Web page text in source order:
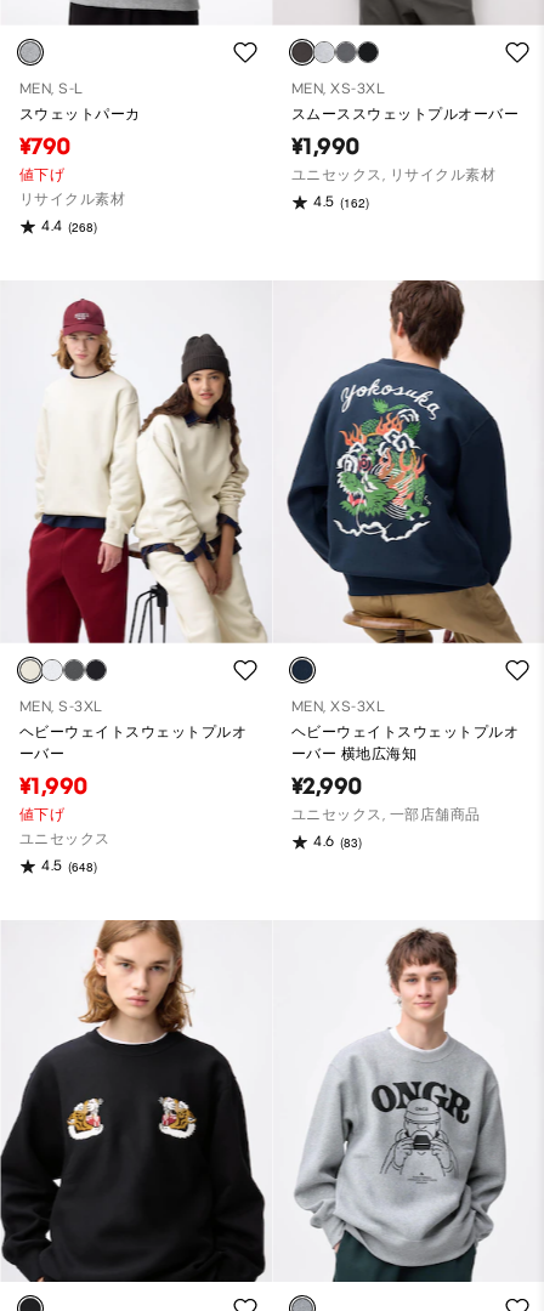
MEN, S-L
スウェットパーカ
¥790
値下げ
リサイクル素材
4.4 (268)
MEN, XS-3XL
スムーススウェットプルオーバー
¥1,990
ユニセックス, リサイクル素材
4.5 (162)
MEN, S-3XL
ヘビーウェイトスウェットプルオ
ーバー
¥1,990
値下げ
ユニセックス
4.5 (648)
MEN, XS-3XL
ヘビーウェイトスウェットプルオ
ーバー 横地広海知
¥2,990
ユニセックス, 一部店舗商品
4.6 (83)